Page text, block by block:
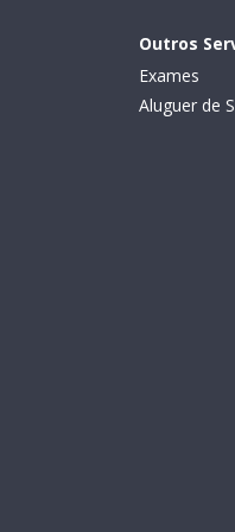
Outros
Exames
Aluguer de